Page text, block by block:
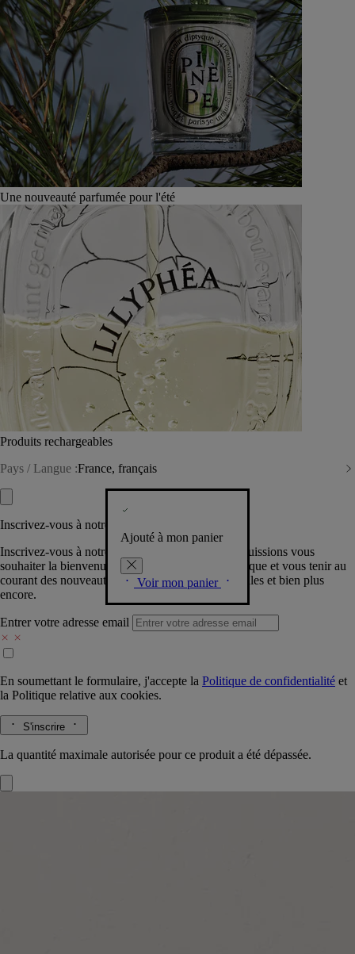
Une nouveauté parfumée pour l'été
Produits rechargeables
Pays / Langue :France, français
Ajouté à mon panier
Voir mon panier
Inscrivez-vous à notre Newsletter
Inscrivez-vous à notre newsletter pour que nous puissions vous
souhaiter la bienvenue dans la communauté Diptyque et vous tenir au
courant des nouveautés, événements, offres spéciales et bien plus
encore.
Entrer votre adresse email
En soumettant le formulaire, j'accepte la Politique de confidentialité et
la Politique relative aux cookies.
S'inscrire
La quantité maximale autorisée pour ce produit a été dépassée.